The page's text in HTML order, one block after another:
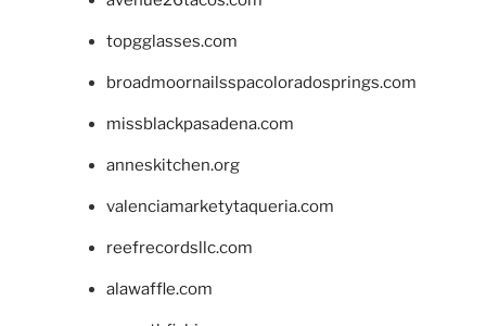
topgglasses.com
broadmoornailsspacoloradosprings.com
missblackpasadena.com
anneskitchen.org
valenciamarketytaqueria.com
reefrecordsllc.com
alawaffle.com